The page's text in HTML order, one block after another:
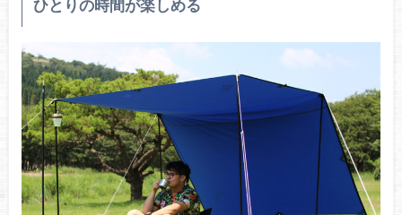
ひとりの時間が楽しめる